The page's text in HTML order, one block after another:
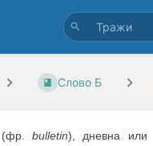
Слово Б
(фр.bulletin), дневна или